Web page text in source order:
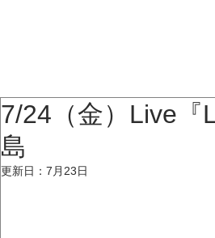
7/24（金）Live『
島
更新日： 7月23日